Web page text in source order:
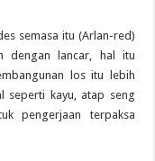
semasa itu (Arlan-red)
dengan lancar, hal itu
los itu lebih
seperti kayu, atap seng
pengerjaan terpaksa